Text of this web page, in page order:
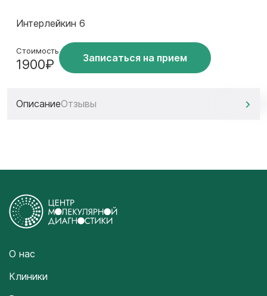
Интерлейкин 6
Стоимость
1900₽ Записаться на прием
ОписаниеОтзывы
О нас
Клиники